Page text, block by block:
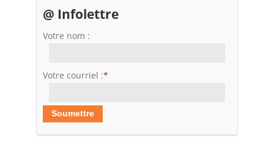
@ Infolettre
Votre nom :
Votre courriel :*